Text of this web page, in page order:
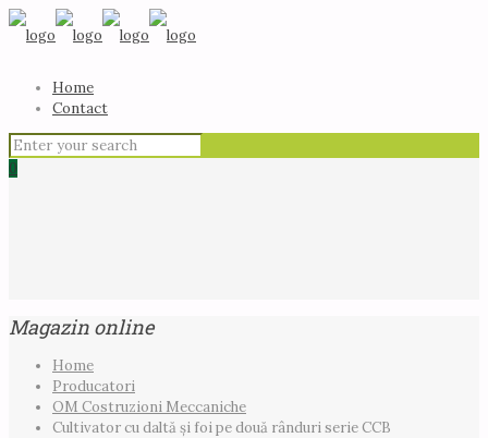
Home
Contact
0
Magazin online
Home
Producatori
OM Costruzioni Meccaniche
Cultivator cu daltă și foi pe două rânduri serie CCB